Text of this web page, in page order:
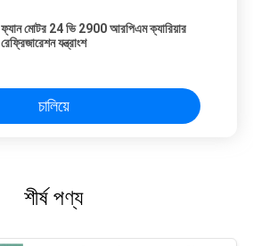
ফ্যান মোটর 24 ভি 2900 আরপিএম ক্যারিয়ার
রেফ্রিজারেশন যন্ত্রাংশ
চালিয়ে
শীর্ষ পণ্য